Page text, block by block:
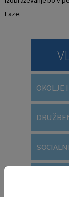
Laze.
OKOLJE